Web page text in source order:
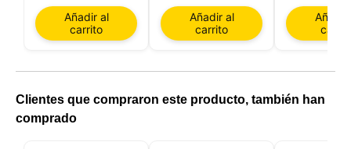
Añadir al
carrito
Añadir al
carrito
Añadir
Clientes que compraron este producto, también han
comprado